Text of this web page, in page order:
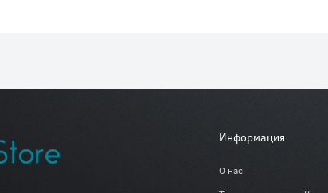
Информация
О нас